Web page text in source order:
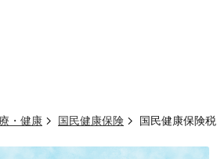
・健康 国民健康保険 国民健康保険税